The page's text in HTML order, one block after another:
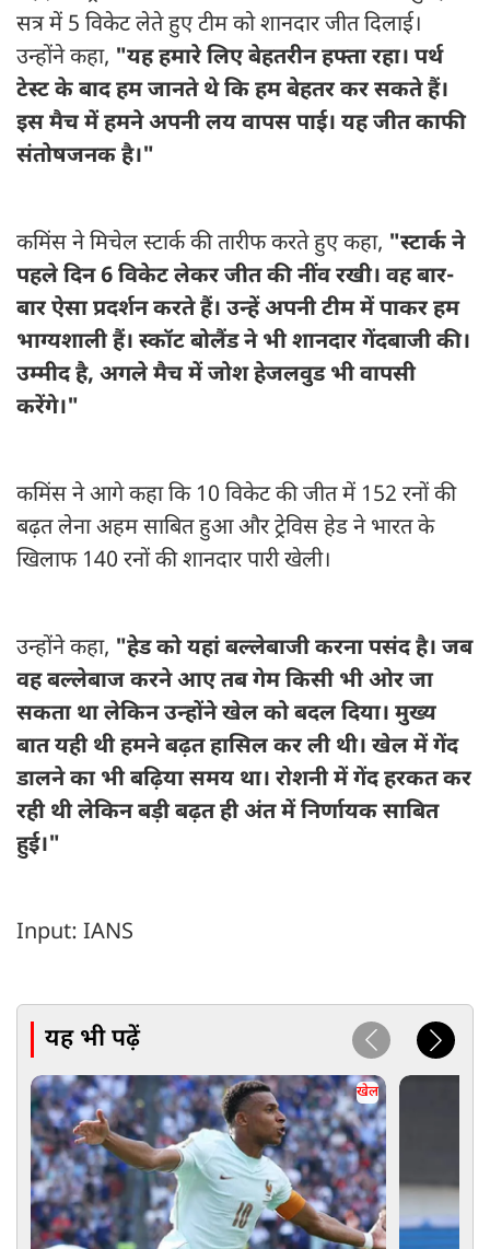
सत्र में 5 विकेट लेते हुए टीम को शानदार जीत दिलाई।
उन्होंने कहा, "यह हमारे लिए बेहतरीन हफ्ता रहा। पर्थ
टेस्ट के बाद हम जानते थे कि हम बेहतर कर सकते हैं।
इस मैच में हमने अपनी लय वापस पाई। यह जीत काफी
संतोषजनक है।"
कमिंस ने मिचेल स्टार्क की तारीफ करते हुए कहा, "स्टार्क ने
पहले दिन 6 विकेट लेकर जीत की नींव रखी। वह बार-
बार ऐसा प्रदर्शन करते हैं। उन्हें अपनी टीम में पाकर हम
भाग्यशाली हैं। स्कॉट बोलैंड ने भी शानदार गेंदबाजी की।
उम्मीद है, अगले मैच में जोश हेजलवुड भी वापसी
करेंगे।"
कमिंस ने आगे कहा कि 10 विकेट की जीत में 152 रनों की
बढ़त लेना अहम साबित हुआ और ट्रेविस हेड ने भारत के
खिलाफ 140 रनों की शानदार पारी खेली।
उन्होंने कहा, "हेड को यहां बल्लेबाजी करना पसंद है। जब
वह बल्लेबाज करने आए तब गेम किसी भी ओर जा
सकता था लेकिन उन्होंने खेल को बदल दिया। मुख्य
बात यही थी हमने बढ़त हासिल कर ली थी। खेल में गेंद
डालने का भी बढ़िया समय था। रोशनी में गेंद हरकत कर
रही थी लेकिन बड़ी बढ़त ही अंत में निर्णायक साबित
हुई।"
Input: IANS
यह भी पढ़ें
खेल